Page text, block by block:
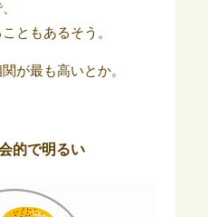
ともあるそう。
が最も高いとか。
で明るい